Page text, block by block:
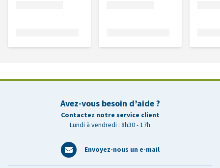
Avez-vous besoin d’aide ?
Contactez notre service client
Lundi à vendredi : 8h30 - 17h
Envoyez-nous un e-mail